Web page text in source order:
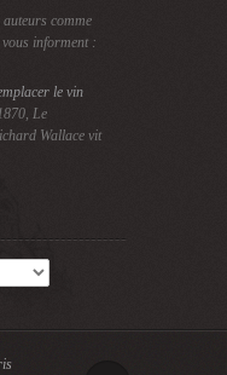
comme
informent :
le vin
Le
Wallace vit